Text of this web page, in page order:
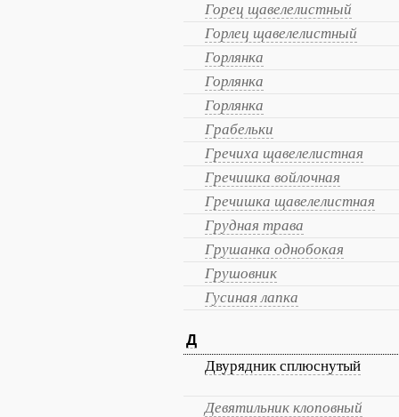
Горец щавелелистный
Горлец щавелелистный
Горлянка
Горлянка
Горлянка
Грабельки
Гречиха щавелелистная
Гречишка войлочная
Гречишка щавелелистная
Грудная трава
Грушанка однобокая
Грушовник
Гусиная лапка
Д
Двурядник сплюснутый
Девятильник клоповный